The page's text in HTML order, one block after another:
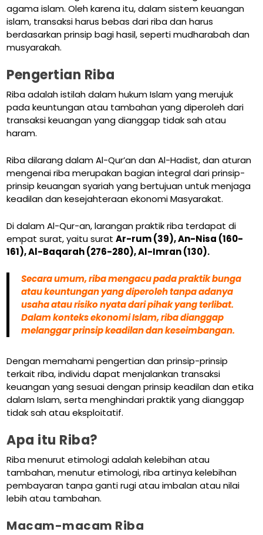
agama islam. Oleh karena itu, dalam sistem keuangan
islam, transaksi harus bebas dari riba dan harus
berdasarkan prinsip bagi hasil, seperti mudharabah dan
musyarakah.
Pengertian Riba
Riba adalah istilah dalam hukum Islam yang merujuk
pada keuntungan atau tambahan yang diperoleh dari
transaksi keuangan yang dianggap tidak sah atau
haram.
Riba dilarang dalam Al-Qur’an dan Al-Hadist, dan aturan
mengenai riba merupakan bagian integral dari prinsip-
prinsip keuangan syariah yang bertujuan untuk menjaga
keadilan dan kesejahteraan ekonomi Masyarakat.
Di dalam Al-Qur-an, larangan praktik riba terdapat di
empat surat, yaitu suratAr-rum (39), An-Nisa (160-
161), Al-Baqarah (276-280), Al-Imran (130).
Secara umum, riba mengacu pada praktik bunga
atau keuntungan yang diperoleh tanpa adanya
usaha atau risiko nyata dari pihak yang terlibat.
Dalam konteks ekonomi Islam, riba dianggap
melanggar prinsip keadilan dan keseimbangan.
Dengan memahami pengertian dan prinsip-prinsip
terkait riba, individu dapat menjalankan transaksi
keuangan yang sesuai dengan prinsip keadilan dan etika
dalam Islam, serta menghindari praktik yang dianggap
tidak sah atau eksploitatif.
Apa itu Riba?
Riba menurut etimologi adalah kelebihan atau
tambahan, menutur etimologi, riba artinya kelebihan
pembayaran tanpa ganti rugi atau imbalan atau nilai
lebih atau tambahan.
Macam-macam Riba